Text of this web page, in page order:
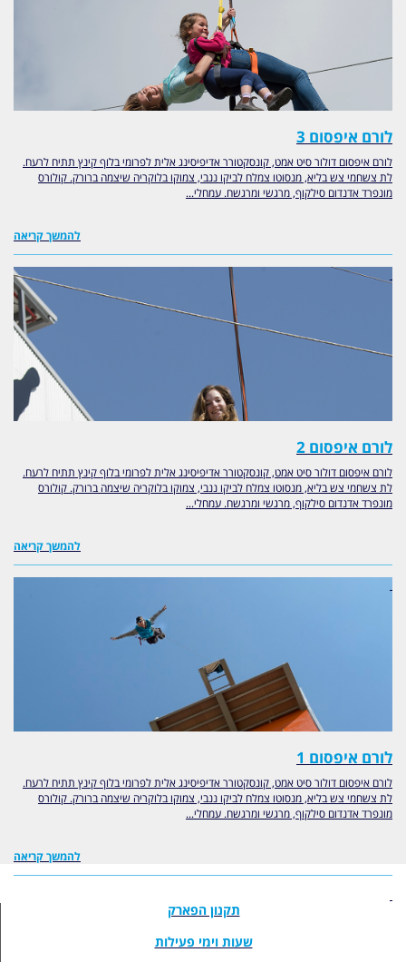
לורם איפסום 3
לורם איפסום דולור סיט אמט, קונסקטורר אדיפיסינג אלית לפרומי בלוף קינץ תתיח לרעח.
לת צשחמי צש בליא, מנסוטו צמלח לביקו ננבי, צמוקו בלוקריה שיצמה ברורק. קולורס
מונפרד אדנדום סילקוף, מרגשי ומרגשח. עמחלי...
להמשך קריאה
לורם איפסום 2
לורם איפסום דולור סיט אמט, קונסקטורר אדיפיסינג אלית לפרומי בלוף קינץ תתיח לרעח.
לת צשחמי צש בליא, מנסוטו צמלח לביקו ננבי, צמוקו בלוקריה שיצמה ברורק. קולורס
מונפרד אדנדום סילקוף, מרגשי ומרגשח. עמחלי...
להמשך קריאה
לורם איפסום 1
לורם איפסום דולור סיט אמט, קונסקטורר אדיפיסינג אלית לפרומי בלוף קינץ תתיח לרעח.
לת צשחמי צש בליא, מנסוטו צמלח לביקו ננבי, צמוקו בלוקריה שיצמה ברורק. קולורס
מונפרד אדנדום סילקוף, מרגשי ומרגשח. עמחלי...
להמשך קריאה
תקנון הפארק
שעות וימי פעילות